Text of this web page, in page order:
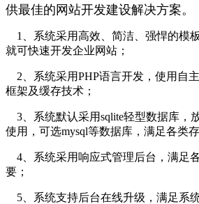
供最佳的网站开发建设解决方案。
1、系统采用高效、简洁、强悍的模
就可快速开发企业网站；
2、系统采用PHP语言开发，使用自
框架及缓存技术；
3、系统默认采用sqlite轻型数据库，
使用，可选mysql等数据库，满足各类存
4、系统采用响应式管理后台，满足
要；
5、系统支持后台在线升级，满足系